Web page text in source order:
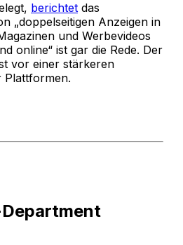
berichtet das
„doppelseitigen Anzeigen in
und Werbevideos
online“ ist gar die Rede. Der
vor einer stärkeren
Plattformen.